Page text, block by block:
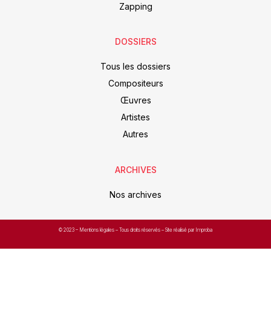
Zapping
DOSSIERS
Tous les dossiers
Compositeurs
Œuvres
Artistes
Autres
ARCHIVES
Nos archives
© 2023 – Mentions légales – Tous droits réservés – Site réalisé par Improba